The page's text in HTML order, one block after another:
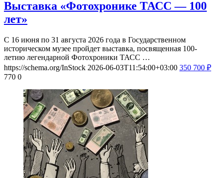
Выставка «Фотохронике ТАСС — 100
лет»
С 16 июня по 31 августа 2026 года в Государственном
историческом музее пройдет выставка, посвященная 100-
летию легендарной Фотохроники ТАСС …
https://schema.org/InStock 2026-06-03T11:54:00+03:00 350 700 ₽
770 0